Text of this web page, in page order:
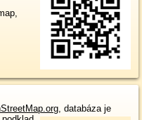
, databáza je